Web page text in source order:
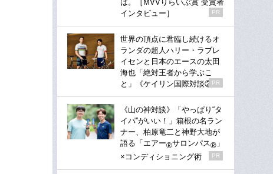
は。［MVVりらいぶ賞 受賞者
インタビュー］
PR
世界の頂点に君臨し続けるオ
ランダの超人ハリー・ラブレ
イセンと日本のエースの太田
海也「絶対王者から学ぶこ
と」《ケイリン国際対談②》
PR
《山の神対談》「やっぱり“タ
イパ”がいい！」箱根の名ラン
ナー、柏原竜二と神野大地が
語る「エアー®サロンパス® 」
×コンディショニング術
PR